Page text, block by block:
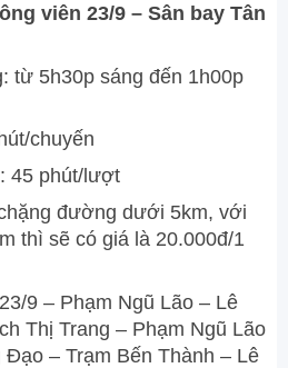
viên 23/9 – Sân bay Tân
từ 5h30p sáng đến 1h00p
chuyến
45 phút/lượt
đường dưới 5km, với
thì sẽ có giá là 20.000đ/1
9 – Phạm Ngũ Lão – Lê
Thị Trang – Phạm Ngũ Lão
Đạo – Trạm Bến Thành – Lê